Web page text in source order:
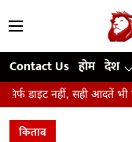
Contact Us होम देश
सही आदतें भी हैं जरूरी...ऐसे
किताब